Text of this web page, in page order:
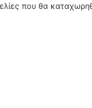
που θα